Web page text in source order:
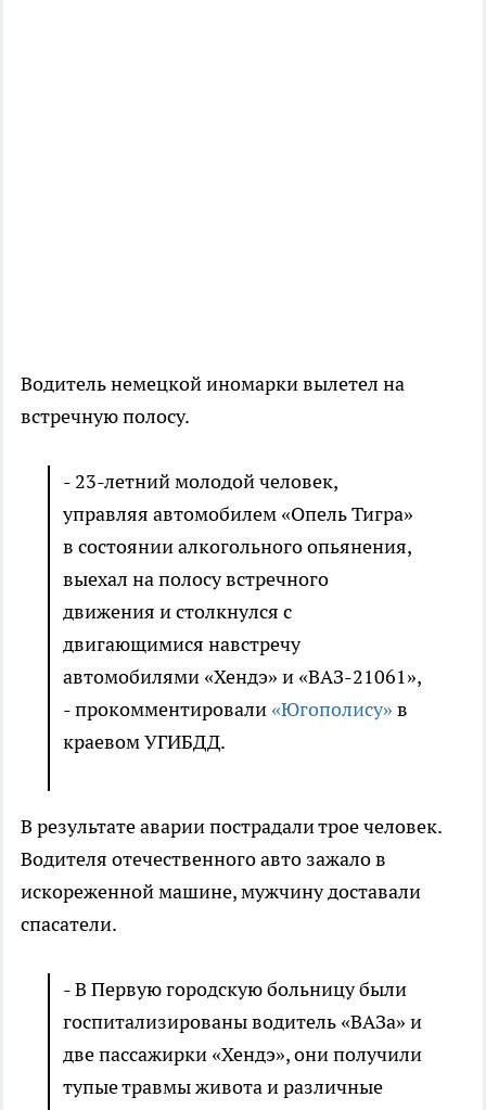
Водитель немецкой иномарки вылетел на
встречную полосу.
- 23-летний молодой человек,
управляя автомобилем «Опель Тигра»
в состоянии алкогольного опьянения,
выехал на полосу встречного
движения и столкнулся с
двигающимися навстречу
автомобилями «Хендэ» и «ВАЗ-21061»,
- прокомментировали «Югополису» в
краевом УГИБДД.
В результате аварии пострадали трое человек.
Водителя отечественного авто зажало в
искореженной машине, мужчину доставали
спасатели.
- В Первую городскую больницу были
госпитализированы водитель «ВАЗа» и
две пассажирки «Хендэ», они получили
тупые травмы живота и различные